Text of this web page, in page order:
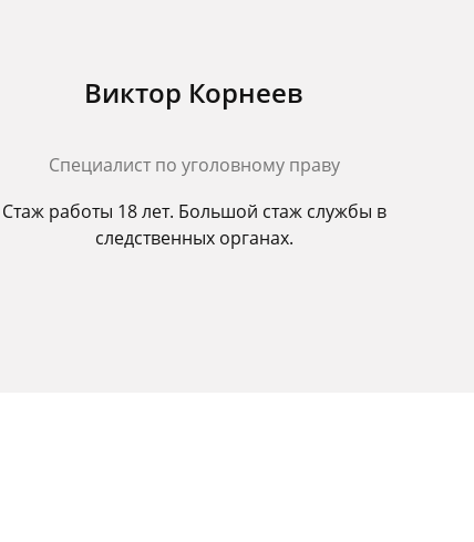
Виктор Корнеев
Cпециалист по уголовному праву
Стаж работы 18 лет. Большой стаж службы в
следственных органах.